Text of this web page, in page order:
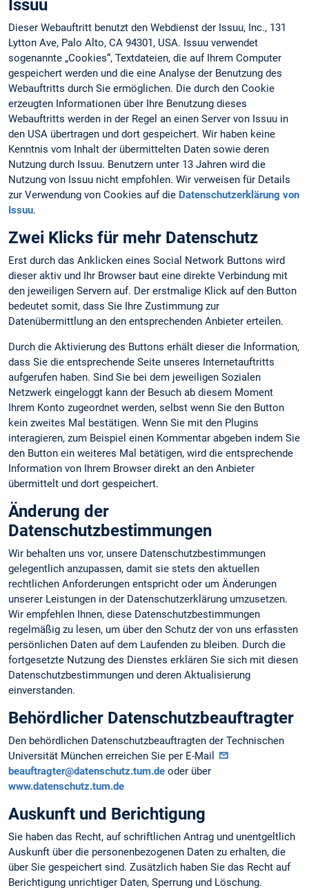
Issuu
Dieser Webauftritt benutzt den Webdienst der Issuu, Inc., 131
Lytton Ave, Palo Alto, CA 94301, USA. Issuu verwendet
sogenannte „Cookies“, Textdateien, die auf Ihrem Computer
gespeichert werden und die eine Analyse der Benutzung des
Webauftritts durch Sie ermöglichen. Die durch den Cookie
erzeugten Informationen über Ihre Benutzung dieses
Webauftritts werden in der Regel an einen Server von Issuu in
den USA übertragen und dort gespeichert. Wir haben keine
Kenntnis vom Inhalt der übermittelten Daten sowie deren
Nutzung durch Issuu. Benutzern unter 13 Jahren wird die
Nutzung von Issuu nicht empfohlen. Wir verweisen für Details
zur Verwendung von Cookies auf die Datenschutzerklärung von
Issuu.
Zwei Klicks für mehr Datenschutz
Erst durch das Anklicken eines Social Network Buttons wird
dieser aktiv und Ihr Browser baut eine direkte Verbindung mit
den jeweiligen Servern auf. Der erstmalige Klick auf den Button
bedeutet somit, dass Sie Ihre Zustimmung zur
Datenübermittlung an den entsprechenden Anbieter erteilen.
Durch die Aktivierung des Buttons erhält dieser die Information,
dass Sie die entsprechende Seite unseres Internetauftritts
aufgerufen haben. Sind Sie bei dem jeweiligen Sozialen
Netzwerk eingeloggt kann der Besuch ab diesem Moment
Ihrem Konto zugeordnet werden, selbst wenn Sie den Button
kein zweites Mal bestätigen. Wenn Sie mit den Plugins
interagieren, zum Beispiel einen Kommentar abgeben indem Sie
den Button ein weiteres Mal betätigen, wird die entsprechende
Information von Ihrem Browser direkt an den Anbieter
übermittelt und dort gespeichert.
Änderung der
Datenschutzbestimmungen
Wir behalten uns vor, unsere Datenschutzbestimmungen
gelegentlich anzupassen, damit sie stets den aktuellen
rechtlichen Anforderungen entspricht oder um Änderungen
unserer Leistungen in der Datenschutzerklärung umzusetzen.
Wir empfehlen Ihnen, diese Datenschutzbestimmungen
regelmäßig zu lesen, um über den Schutz der von uns erfassten
persönlichen Daten auf dem Laufenden zu bleiben. Durch die
fortgesetzte Nutzung des Dienstes erklären Sie sich mit diesen
Datenschutzbestimmungen und deren Aktualisierung
einverstanden.
Behördlicher Datenschutzbeauftragter
Den behördlichen Datenschutzbeauftragten der Technischen
Universität München erreichen Sie per E-Mail
beauftragter@datenschutz.tum.de oder über
www.datenschutz.tum.de
Auskunft und Berichtigung
Sie haben das Recht, auf schriftlichen Antrag und unentgeltlich
Auskunft über die personen­bezogenen Daten zu erhalten, die
über Sie gespeichert sind. Zusätzlich haben Sie das Recht auf
Berichtigung unrichtiger Daten, Sperrung und Löschung.